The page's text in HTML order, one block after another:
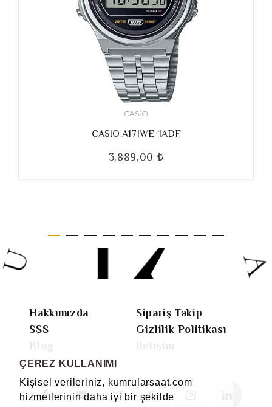
ÇEREZ KULLANIMI
Kişisel verileriniz, kumrularsaat.com
hizmetlerinin daha iyi bir şekilde
CASIO
CASIO A171WE-1ADF
3.889,00 ₺
Hakkımızda
Sipariş Takip
SSS
Gizlilik Politikası